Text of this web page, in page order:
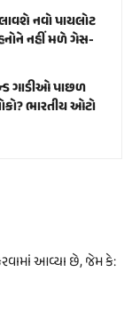
નવો પાયલોટ
નહીં મળે ગેસ-
ગાડીઓ પાછળ
ભારતીય ઓટો
આવ્યા છે, જેમ કે: